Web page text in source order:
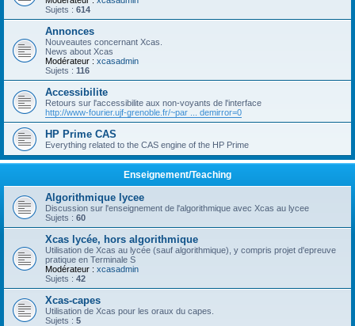
Sujets : 614
Annonces
Nouveautes concernant Xcas.
News about Xcas
Modérateur : xcasadmin
Sujets : 116
Accessibilite
Retours sur l'accessibilite aux non-voyants de l'interface
http://www-fourier.ujf-grenoble.fr/~par ... demirror=0
HP Prime CAS
Everything related to the CAS engine of the HP Prime
Enseignement/Teaching
Algorithmique lycee
Discussion sur l'enseignement de l'algorithmique avec Xcas au lycee
Sujets : 60
Xcas lycée, hors algorithmique
Utilisation de Xcas au lycée (sauf algorithmique), y compris projet d'epreuve
pratique en Terminale S
Modérateur : xcasadmin
Sujets : 42
Xcas-capes
Utilisation de Xcas pour les oraux du capes.
Sujets : 5